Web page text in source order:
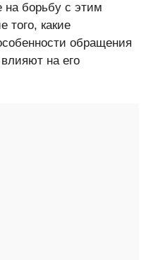
на борьбу с этим
того, какие
обращения
на его